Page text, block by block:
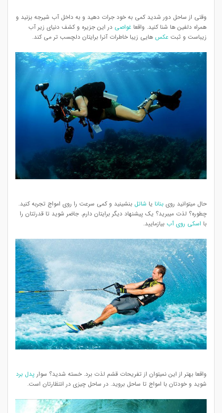
وقتی از ساحل دور شدید کمی به خود جرات دهید و به داخل آب شیرجه بزنید و
همراه دلفین ها شنا کنید. واقعا غواصی در این جزیره و کشف دنیای زیر آب
زیباست و ثبت عکس هایی زیبا خاطرات آنرا برایتان دلچسب تر می کند.
حال میتوانید روی بنانا یا شاتل بنشینید و کمی سرعت را روی امواج تجربه کنید.
چطوره؟ لذت میبرید؟ یک پیشنهاد دیگر برایتان دارم. جاضر شوید تا قدرتتان را
با اسکی روی آب بیازمایید.
واقعا بهتر از این نمیتوان از تفریحات قشم لذت برد. خسته شدید؟ سوار پدل برد
شوید و خودتان با امواج تا ساحل بروید. در ساحل چیزی در انتظارتان است.